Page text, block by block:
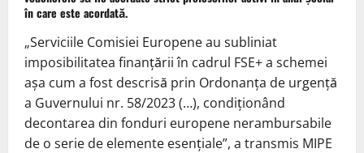
în care este acordată.
„Serviciile Comisiei Europene au subliniat
imposibilitatea finanțării în cadrul FSE+ a schemei
așa cum a fost descrisă prin Ordonanța de urgență
a Guvernului nr. 58/2023 (…), condiționând
decontarea din fonduri europene nerambursabile
de o serie de elemente esențiale”, a transmis MIPE